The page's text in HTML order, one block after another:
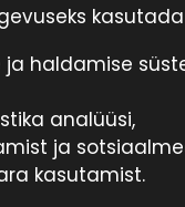
haldamise
analüüsi,
ja
kasutamist.